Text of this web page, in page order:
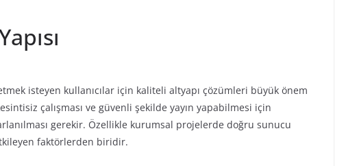
isteyen kullanıcılar için kaliteli altyapı çözümleri büyük önem
çalışması ve güvenli şekilde yayın yapabilmesi için
gerekir. Özellikle kurumsal projelerde doğru sunucu
faktörlerden biridir.